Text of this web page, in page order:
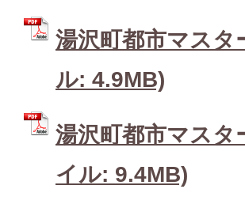
湯沢町都市マスタ
ル: 4.9MB)
湯沢町都市マスタ
イル: 9.4MB)